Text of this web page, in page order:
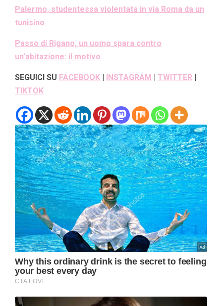
Palermo, studentessa violentata in via Roma da un
tunisino
Passo di Rigano, un uomo spara contro
un’abitazione: il motivo
SEGUICI SU FACEBOOK | INSTAGRAM | TWITTER |
TIKTOK